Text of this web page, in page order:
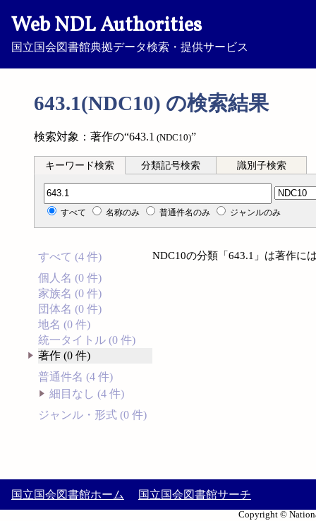
Web NDL Authorities
国立国会図書館典拠データ検索・提供サービス
643.1(NDC10) の検索結果
検索対象：著作の“643.1 (NDC10)”
キーワード検索 分類記号検索 識別子検索
分類記号検索
すべて 名称のみ 普通件名のみ ジャンルのみ
すべて (4 件)
個人名 (0 件)
家族名 (0 件)
団体名 (0 件)
地名 (0 件)
統一タイトル (0 件)
著作 (0 件)
普通件名 (4 件)
細目なし (4 件)
ジャンル・形式 (0 件)
NDC10の分類「643.1」は著作に
国立国会図書館ホーム 国立国会図書館サーチ
Copyright ©